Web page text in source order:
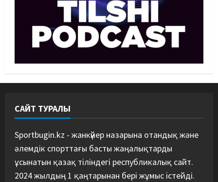
4
Күрес федерациясы медиа
құрамды жарты жылда үш рет
ауыстырды
05/08/2026
САЙТ ТУРАЛЫ
Sportbugin.kz - жанкүйер назарына отандық және
әлемдік спорттағы басты жаңалықтарды
ұсынатын қазақ тіліндегі республикалық сайт.
2024 жылдың 1 қаңтарынан бері жұмыс істейді.